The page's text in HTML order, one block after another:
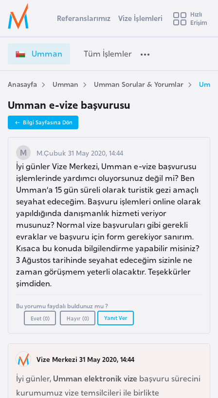
Ülke Seçimi
Başvuru yapmak istediğiniz ülkeyi seçin
Üye
Girişi
m
a
n
V
z
e
İ
ş
l
e
m
l
e
r
i
e
t
Referanslarımız Vize İşlemleri
Hızlı
Erişim
Umman Tüm İşlemler
Anasayfa Umman Umman Sorular & Yorumlar
Umman e-vize başvurusu
Bilgi Sayfasına Dön
M.Çubuk 31 May 2020, 14:44
İyi günler Vize Merkezi, Umman e-vize başvurusu
işlemlerinde yardımcı oluyorsunuz değil mi? Ben
Umman’a 15 gün süreli olarak turistik gezi amaçlı
seyahat edeceğim. Başvuru işlemleri online olarak
yapıldığında danışmanlık hizmeti veriyor
musunuz? Normal vize başvuruları gibi gerekli
evraklar ve başvuru için form gerekiyor sanırım.
Kısaca bu konuda bilgilendirme yapabilir misiniz?
3 Ağustos tarihinde seyahat edeceğim sizinle ne
zaman görüşmem yeterli olacaktır. Teşekkürler
şimdiden.
Bu yorumu faydalı buldunuz mu ?
Evet (0) Hayır (0) Yanıt Ver
Vize Merkezi 31 May 2020, 14:44
İyi günler, Umman elektronik vize başvuru sürecini
kurumumuz vize temsilcileri ile birlikte
s
t
r
a
A
u
s
t
u
r
y
a
A
z
e
r
b
a
n
B